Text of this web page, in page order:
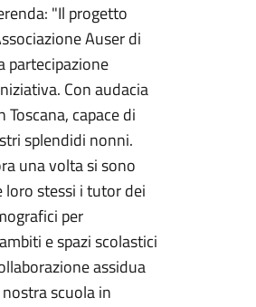
"Il progetto
Auser di
partecipazione
Con audacia
capace di
splendidi nonni.
una volta si sono
loro stessi i tutor dei
per
e spazi scolastici
assidua
scuola in